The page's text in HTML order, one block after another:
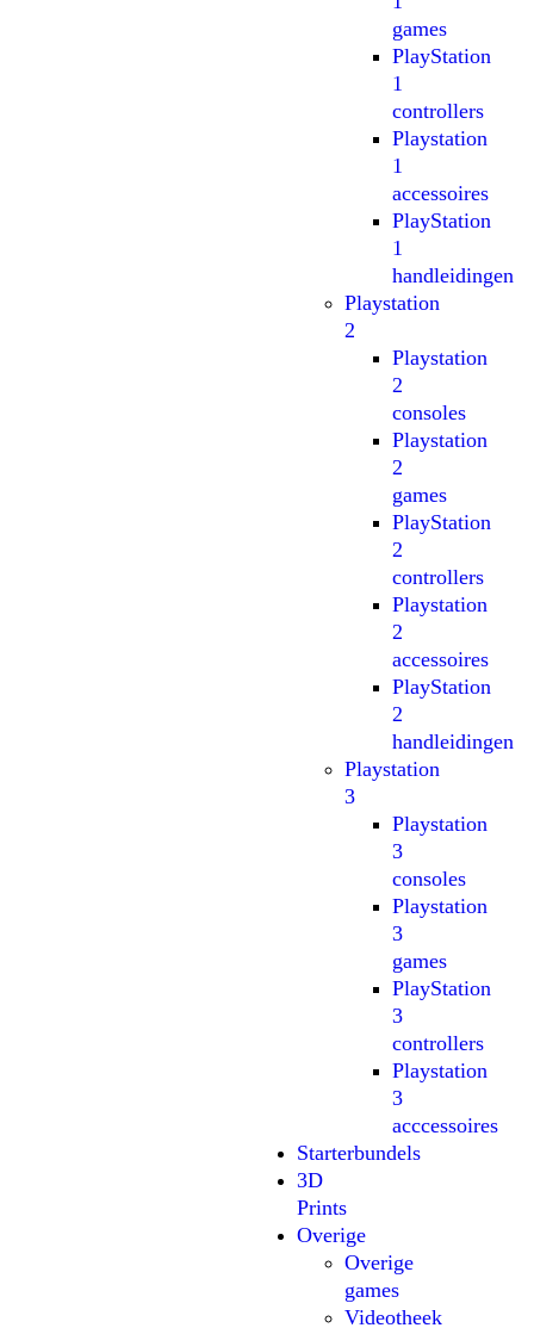
games
PlayStation
1
controllers
Playstation
1
accessoires
PlayStation
1
handleidingen
Playstation
2
Playstation
2
consoles
Playstation
2
games
PlayStation
2
controllers
Playstation
2
accessoires
PlayStation
2
handleidingen
Playstation
3
Playstation
3
consoles
Playstation
3
games
PlayStation
3
controllers
Playstation
3
acccessoires
Starterbundels
3D
Prints
Overige
Overige
games
Videotheek